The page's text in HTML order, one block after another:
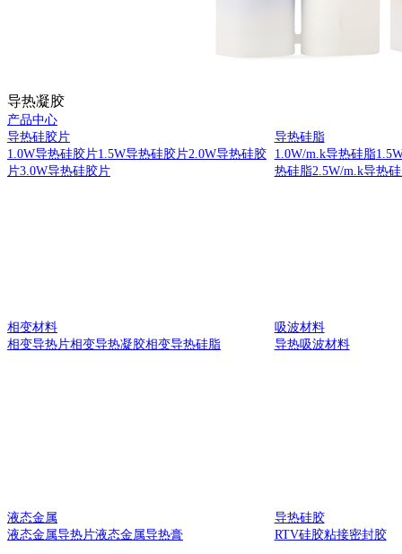
导热凝胶
产品中心
导热硅胶片
1.0W导热硅胶片1.5W导热硅胶片2.0W导热硅胶
片3.0W导热硅胶片
导热硅脂
1.0W/m.k导热硅脂
热硅脂2.5W/m.k导热
相变材料
相变导热片相变导热凝胶相变导热硅脂
吸波材料
导热吸波材料
液态金属
液态金属导热片液态金属导热膏
导热硅胶
RTV硅胶粘接密封胶